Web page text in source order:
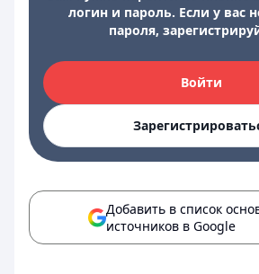
логин и пароль. Если у вас
пароля,
Войти
Добавить в список
источников в Google